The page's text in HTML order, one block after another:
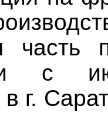
с
г.